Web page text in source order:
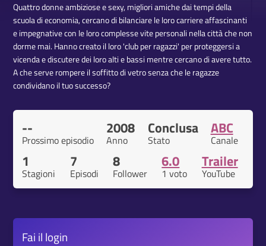
Quattro donne ambiziose e sexy, migliori amiche dai tempi della
scuola di economia, cercano di bilanciare le loro carriere affascinanti
e impegnative con le loro complesse vite personali nella città che non
dorme mai. Hanno creato il loro 'club per ragazzi' per proteggersi a
vicenda e discutere dei loro alti e bassi mentre cercano di avere tutto.
A che serve rompere il soffitto di vetro senza che le ragazze
condividano il tuo successo?
--
Prossimo episodio
2008
Anno
Conclusa
Stato
ABC
Canale
1
Stagioni
7
Episodi
8
Follower
6.0
1 voto
Trailer
YouTube
Fai il login